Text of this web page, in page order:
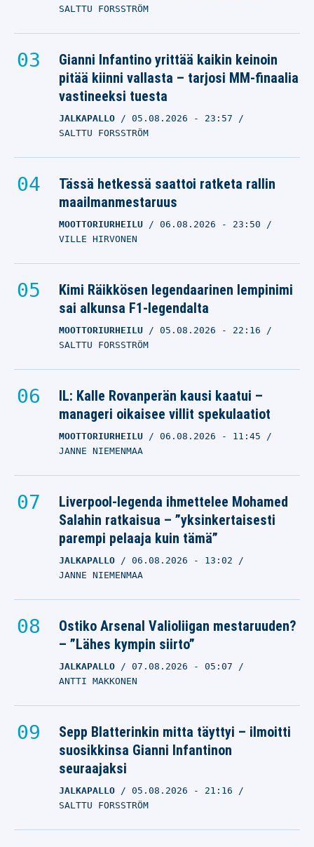
SALTTU FORSSTRÖM
Gianni Infantino yrittää kaikin keinoin
pitää kiinni vallasta – tarjosi MM-finaalia
vastineeksi tuesta
JALKAPALLO 05.08.2026 - 23:57
SALTTU FORSSTRÖM
Tässä hetkessä saattoi ratketa rallin
maailmanmestaruus
MOOTTORIURHEILU 06.08.2026 - 23:50
VILLE HIRVONEN
Kimi Räikkösen legendaarinen lempinimi
sai alkunsa F1-legendalta
MOOTTORIURHEILU 05.08.2026 - 22:16
SALTTU FORSSTRÖM
IL: Kalle Rovanperän kausi kaatui –
manageri oikaisee villit spekulaatiot
MOOTTORIURHEILU 06.08.2026 - 11:45
JANNE NIEMENMAA
Liverpool-legenda ihmettelee Mohamed
Salahin ratkaisua – ”yksinkertaisesti
parempi pelaaja kuin tämä”
JALKAPALLO 06.08.2026 - 13:02
JANNE NIEMENMAA
Ostiko Arsenal Valioliigan mestaruuden?
– ”Lähes kympin siirto”
JALKAPALLO 07.08.2026 - 05:07
ANTTI MAKKONEN
Sepp Blatterinkin mitta täyttyi – ilmoitti
suosikkinsa Gianni Infantinon
seuraajaksi
JALKAPALLO 05.08.2026 - 21:16
SALTTU FORSSTRÖM